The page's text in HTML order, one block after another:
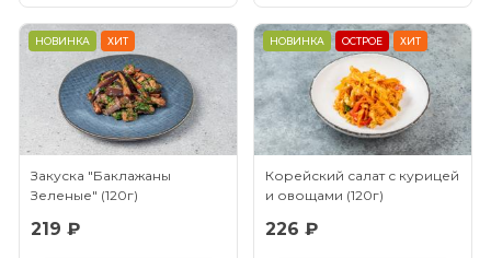
НОВИНКА ХИТ
Закуска "Баклажаны
Зеленые" (120г)
219 ₽
НОВИНКА ОСТРОЕ ХИТ
Корейский салат с курицей
и овощами (120г)
226 ₽